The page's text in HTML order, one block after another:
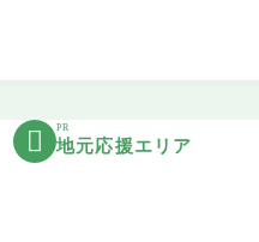
 PR
地元応援エリア